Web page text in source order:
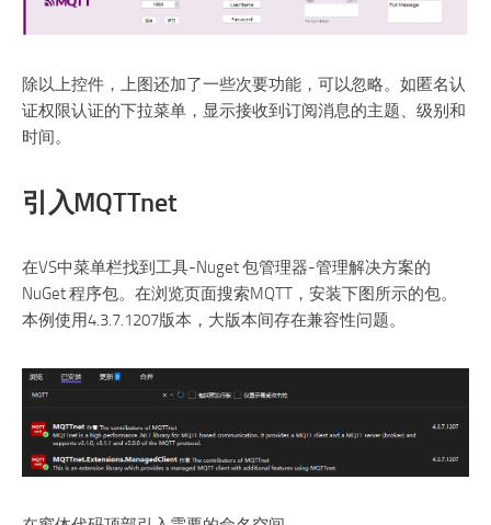
除以上控件，上图还加了一些次要功能，可以忽略。如匿名认
证权限认证的下拉菜单，显示接收到订阅消息的主题、级别和
时间。
引入MQTTnet
在VS中菜单栏找到工具-Nuget 包管理器-管理解决方案的
NuGet 程序包。在浏览页面搜索MQTT，安装下图所示的包。
本例使用4.3.7.1207版本，大版本间存在兼容性问题。